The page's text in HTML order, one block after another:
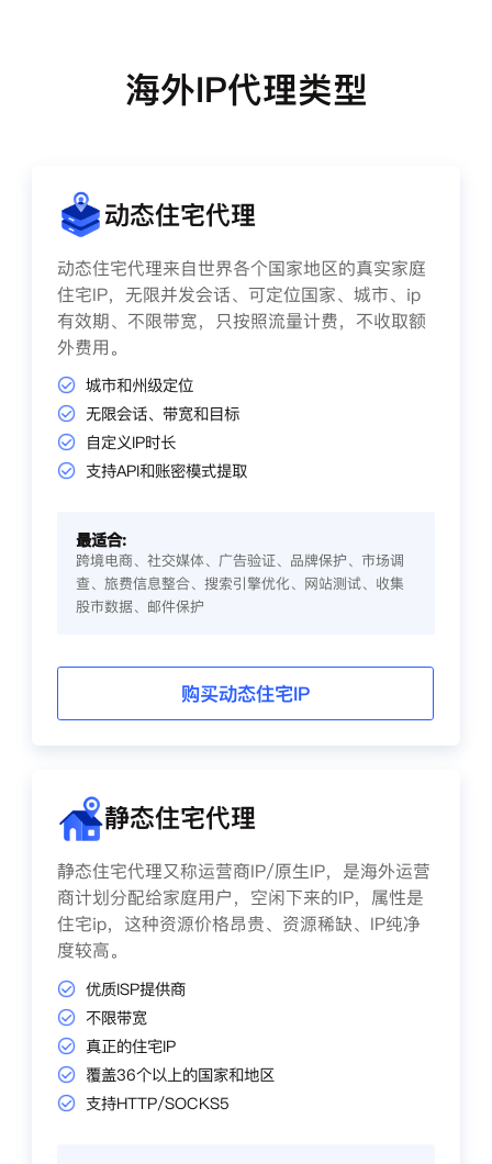
海外IP代理类型
动态住宅代理
动态住宅代理来自世界各个国家地区的真实家庭
住宅IP，无限并发会话、可定位国家、城市、ip
有效期、不限带宽，只按照流量计费，不收取额
外费用。
城市和州级定位
无限会话、带宽和目标
自定义IP时长
支持API和账密模式提取
最适合:
跨境电商、社交媒体、广告验证、品牌保护、市场调
查、旅费信息整合、搜索引擎优化、网站测试、收集
股市数据、邮件保护
购买动态住宅IP
静态住宅代理
静态住宅代理又称运营商IP/原生IP，是海外运营
商计划分配给家庭用户，空闲下来的IP，属性是
住宅ip，这种资源价格昂贵、资源稀缺、IP纯净
度较高。
优质ISP提供商
不限带宽
真正的住宅IP
覆盖36个以上的国家和地区
支持HTTP/SOCKS5